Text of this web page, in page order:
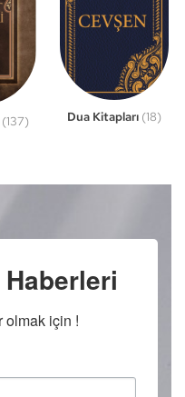
(137) Dua Kitapları (18)
olmak için !